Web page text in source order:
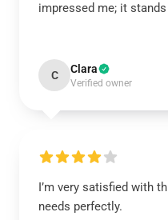
impressed me; it
C Clara
Verified owner
I’m very satisfied with
needs perfectly.